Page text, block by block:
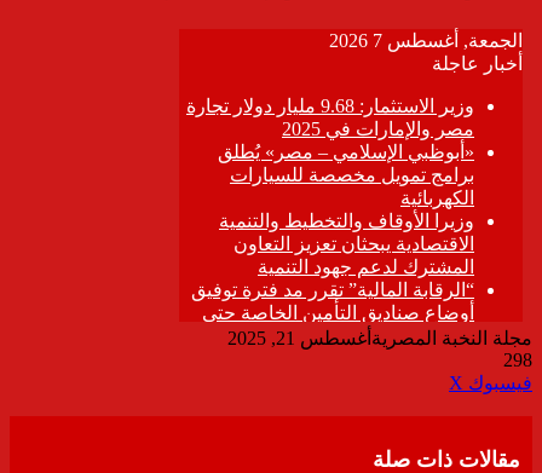
مجلة النخبة المصرية أغسطس 21, 2025
298
فيسبوك ‫X
مقالات ذات صلة